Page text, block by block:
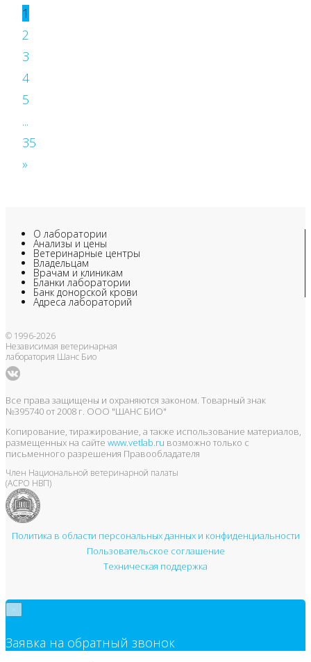
1
2
3
4
5
...
35
»
О лаборатории
Анализы и цены
Ветеринарные центры
Владельцам
Врачам и клиникам
Бланки лаборатории
Банк донорской крови
Адреса лабораторий
© 1996-2026
Независимая ветеринарная
лаборатория Шанс Био
Все права защищены и охраняются законом. Товарный знак
№395740 от 2008 г. ООО "ШАНС БИО"
Копирование, тиражирование, а также использование материалов,
размещенных на сайте www.vetlab.ru возможно только с
письменного разрешения Правообладателя
Член Национальной ветеринарной палаты
(АСРО НВП)
Политика в области персональных данных и конфиденциальности
Пользовательское соглашение
Техническая поддержка
Заявка на обратный звонок